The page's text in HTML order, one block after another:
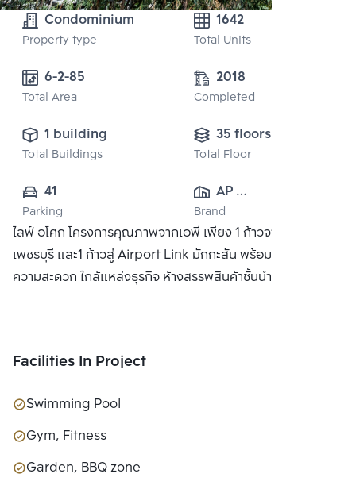
Condominium
Property type
1642
Total Units
6-2-85
Total Area
2018
Completed
1 building
Total Buildings
35 floors
Total Floor
41
Parking
AP
(PHETCHABURI)
CO., LTD
Brand
ไลฟ์ อโศก โครงการคุณภาพจากเอพี เพียง 1 ก้าวจาก MRT
เพชรบุรี และ1 ก้าวสู่ Airport Link มักกะสัน พร้อมสิ่งอำนวย
ความสะดวก ใกล้แหล่งธุรกิจ ห้างสรรพสินค้าชั้นนำ
Facilities In Project
Swimming Pool
Gym, Fitness
Garden, BBQ zone